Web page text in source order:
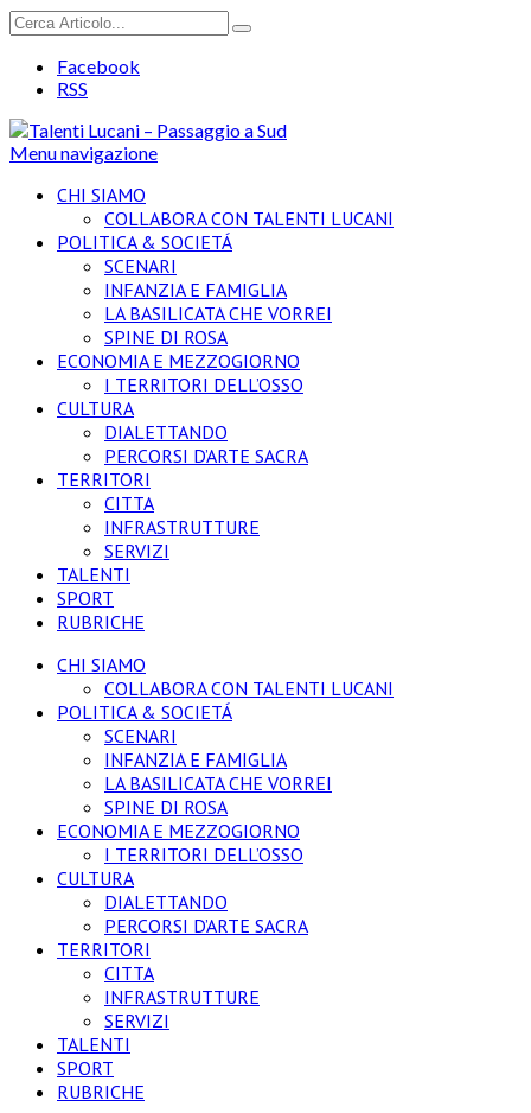
Facebook
RSS
Menu navigazione
CHI SIAMO
COLLABORA CON TALENTI LUCANI
POLITICA & SOCIETÁ
SCENARI
INFANZIA E FAMIGLIA
LA BASILICATA CHE VORREI
SPINE DI ROSA
ECONOMIA E MEZZOGIORNO
I TERRITORI DELL’OSSO
CULTURA
DIALETTANDO
PERCORSI D’ARTE SACRA
TERRITORI
CITTA
INFRASTRUTTURE
SERVIZI
TALENTI
SPORT
RUBRICHE
CHI SIAMO
COLLABORA CON TALENTI LUCANI
POLITICA & SOCIETÁ
SCENARI
INFANZIA E FAMIGLIA
LA BASILICATA CHE VORREI
SPINE DI ROSA
ECONOMIA E MEZZOGIORNO
I TERRITORI DELL’OSSO
CULTURA
DIALETTANDO
PERCORSI D’ARTE SACRA
TERRITORI
CITTA
INFRASTRUTTURE
SERVIZI
TALENTI
SPORT
RUBRICHE